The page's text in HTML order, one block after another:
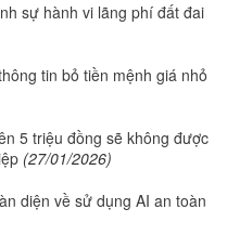
sự hành vi lãng phí đất đai
tin bỏ tiền mệnh giá nhỏ
5 triệu đồng sẽ không được
(27/01/2026)
diện về sử dụng AI an toàn